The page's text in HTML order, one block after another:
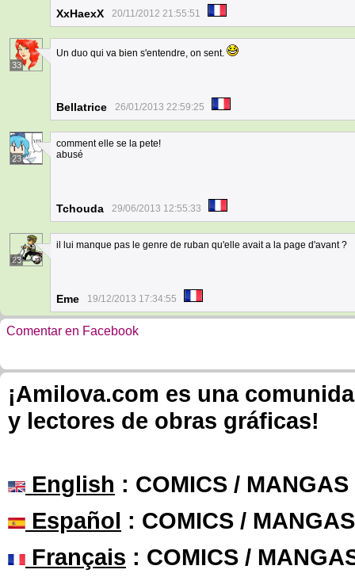
XxHaexX 20/11/2012 21:55:51
33
Un duo qui va bien s'entendre, on sent.
Bellatrice 26/01/2013 22:59:25
23
comment elle se la pete!
abusé
Tchouda 29/06/2013 12:55:33
23
il lui manque pas le genre de ruban qu'elle avait a la page d'avant ?
Eme 19/12/2013 17:34:55
Comentar en Facebook
¡Amilova.com es una
y lectores de obras gráficas!
English : COMICS /
Español : COMICS /
Français : COMICS /